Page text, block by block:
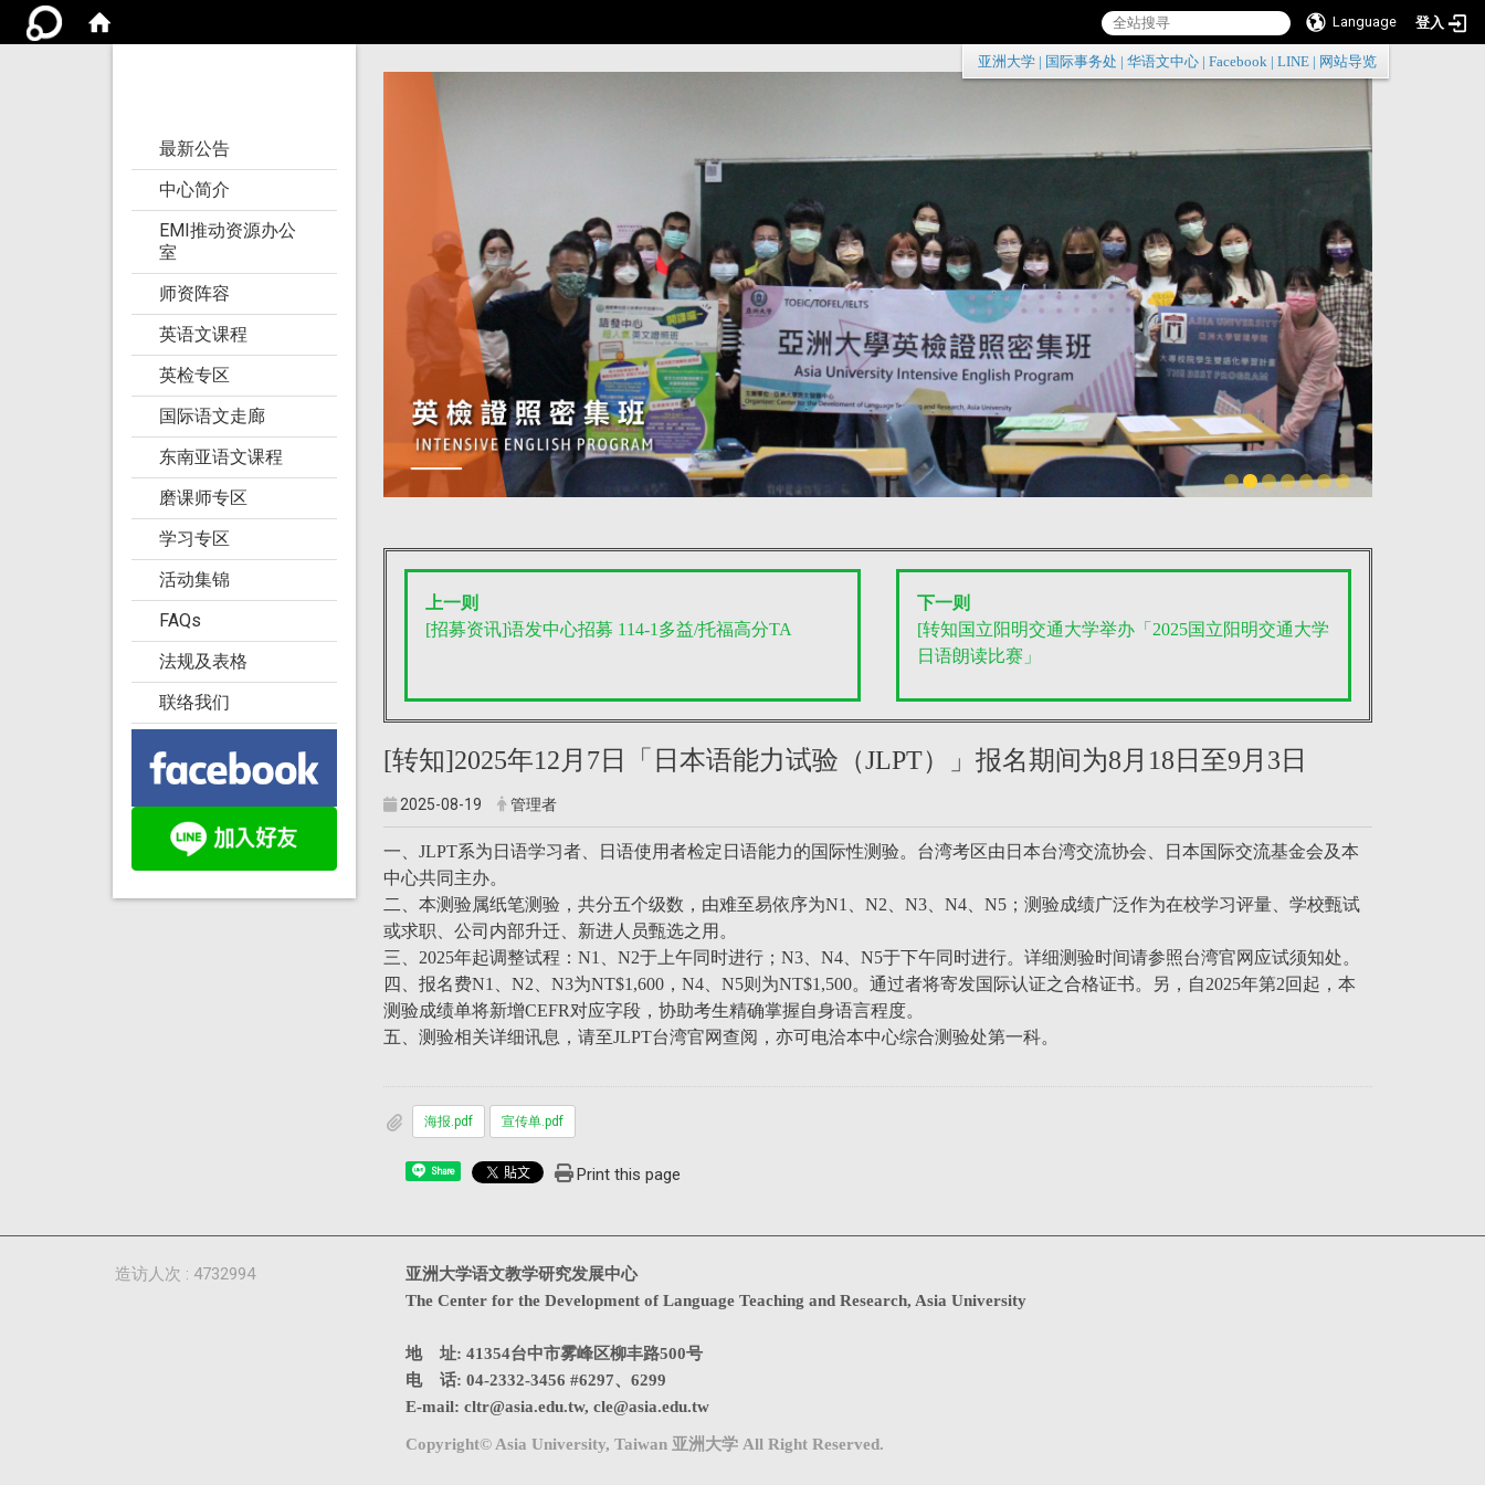
Language 登入
:::
亚洲大学 国际事务处 华语文中心 Facebook LINE 网站导览
最新公告
中心简介
EMI推动资源办公
室
师资阵容
英语文课程
英检专区
国际语文走廊
东南亚语文课程
磨课师专区
学习专区
活动集锦
FAQs
法规及表格
联络我们
上一则
[招募资讯]语发中心招募 114-1多益/托福高分TA
下一则
[转知国立阳明交通大学举办「2025国立阳明交通大学
日语朗读比赛」
[转知]2025年12月7日「日本语能力试验（JLPT）」报名期间为8月18日至9月3日
2025-08-19 管理者
一、JLPT系为日语学习者、日语使用者检定日语能力的国际性测验。台湾考区由日本台湾交流协会、日本国际交流基金会及本
中心共同主办。
二、本测验属纸笔测验，共分五个级数，由难至易依序为N1、N2、N3、N4、N5；测验成绩广泛作为在校学习评量、学校甄试
或求职、公司内部升迁、新进人员甄选之用。
三、2025年起调整试程：N1、N2于上午同时进行；N3、N4、N5于下午同时进行。详细测验时间请参照台湾官网应试须知处。
四、报名费N1、N2、N3为NT$1,600，N4、N5则为NT$1,500。通过者将寄发国际认证之合格证书。另，自2025年第2回起，本
测验成绩单将新增CEFR对应字段，协助考生精确掌握自身语言程度。
五、测验相关详细讯息，请至JLPT台湾官网查阅，亦可电洽本中心综合测验处第一科。
海报.pdf 宣传单.pdf
Share Print this page
亚洲大学语文教学研究发展中心
The Center for the Development of Language Teaching and Research, Asia University
地 址: 41354台中市雾峰区柳丰路500号
电 话: 04-2332-3456 #6297、6299
E-mail: cltr@asia.edu.tw, cle@asia.edu.tw
Copyright© Asia University, Taiwan 亚洲大学 All Right Reserved.
造访人次 : 4732994